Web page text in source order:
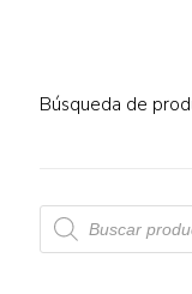
Búsqueda de
Búsqueda
de
productos